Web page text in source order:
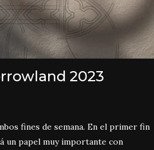
2023
fines de semana. En el primer fin
un papel muy importante con